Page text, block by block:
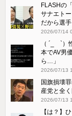
FLASHの
サナエト
だから選
2026/07/14
（ ´_ゝ`
本でAV男
ら…」
2026/07/13
国旗損壊
産党と全く
2026/07/13
【は？】